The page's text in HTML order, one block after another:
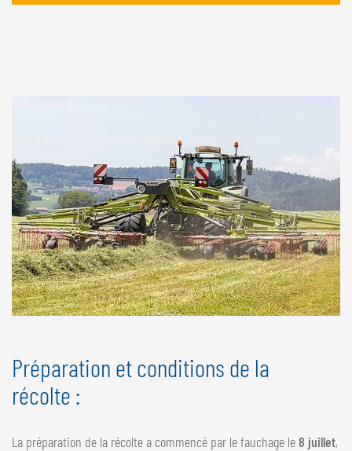
Préparation et conditions de la
récolte :
La préparation de la récolte a commencé par le fauchage le8 juillet,